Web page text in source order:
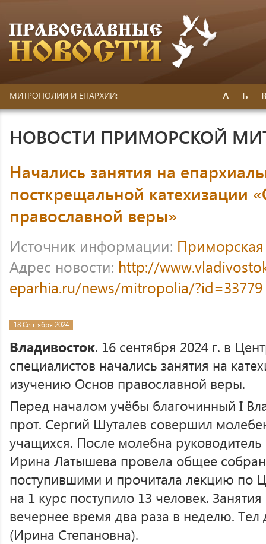
МИТРОПОЛИИ И ЕПАРХИИ: А Б
НОВОСТИ ПРИМОРСКОЙ
Начались занятия на
посткрещальной катехизации
православной веры»
Источник информации:
Адрес новости: http://
eparhia.ru/news/mitropolia/?id=33779
18 Сентября 2024
Владивосток. 16 сентября 2024 г. в
специалистов начались занятия на
изучению Основ православной веры.
Перед началом учёбы благочинный I
прот. Сергий Шуталев совершил
учащихся. После молебна руководитель
Ирина Латышева провела общее
поступившими и прочитала лекцию по
на 1 курс поступило 13 человек.
вечернее время два раза в неделю. Тел
(Ирина Степановна).